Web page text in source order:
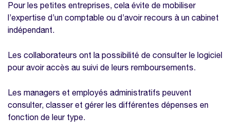
Pour les petites entreprises, cela évite de mobiliser
l’expertise d’un comptable ou d’avoir recours à un cabinet
indépendant.
Les collaborateurs ont la possibilité de consulter le logiciel
pour avoir accès au suivi de leurs remboursements.
Les managers et employés administratifs peuvent
consulter, classer et gérer les différentes dépenses en
fonction de leur type.